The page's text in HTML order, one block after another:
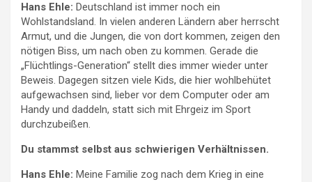
Hans Ehle: Deutschland ist immer noch ein
Wohlstandsland. In vielen anderen Ländern aber herrscht
Armut, und die Jungen, die von dort kommen, zeigen den
nötigen Biss, um nach oben zu kommen. Gerade die
„Flüchtlings-Generation“ stellt dies immer wieder unter
Beweis. Dagegen sitzen viele Kids, die hier wohlbehütet
aufgewachsen sind, lieber vor dem Computer oder am
Handy und daddeln, statt sich mit Ehrgeiz im Sport
durchzubeißen.
Du stammst selbst aus schwierigen Verhältnissen.
Hans Ehle: Meine Familie zog nach dem Krieg in eine